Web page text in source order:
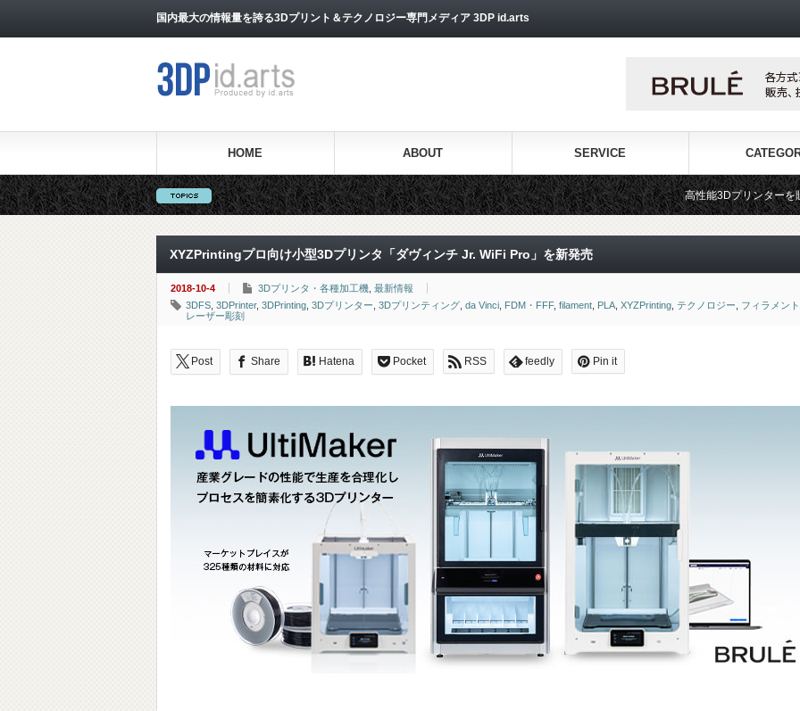
国内最大の情報量を誇る3Dプリント＆テクノロジー専門メディア 3DP id.arts
HOME ABOUT SERVICE
高性能3Dプリンターを販売する3Dプリンタ
XYZPrintingプロ向け小型3Dプリンタ「ダヴィンチ Jr. WiFi Pro」を新発売
2018-10-4 3Dプリンタ・各種加工機 最新情報
3DFS 3DPrinter, 3DPrinting 3Dプリンター 3Dプリンティング da Vinci FDM・FFF, filament PLA XYZPrinting テクノロジー
フィラメント
レーザー彫刻
Post Share Hatena Pocket RSS feedly Pin it